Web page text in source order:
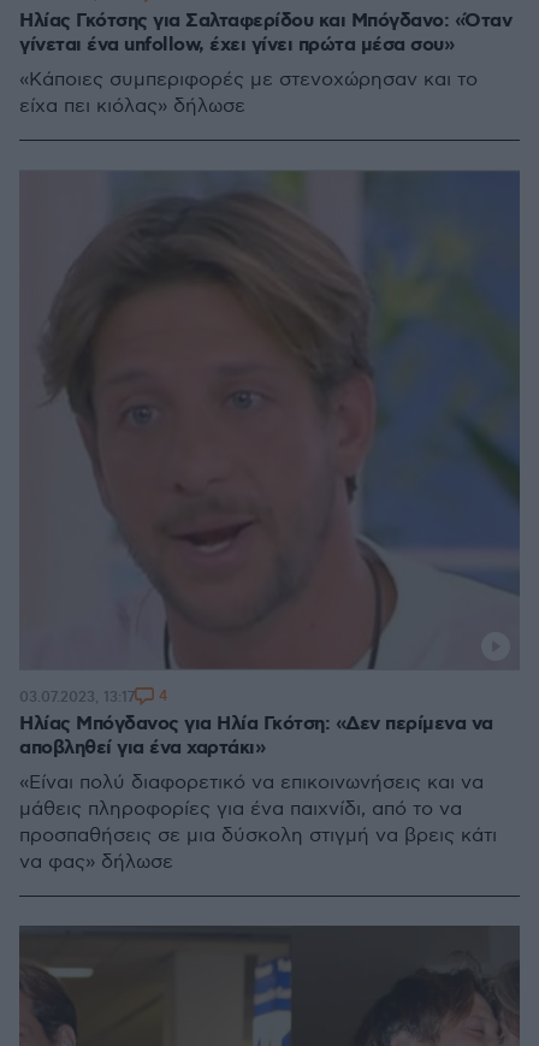
Ηλίας Γκότσης για Σαλταφερίδου και Μπόγδανο: «Όταν
γίνεται ένα unfollow, έχει γίνει πρώτα μέσα σου»
«Κάποιες συμπεριφορές με στενοχώρησαν και το
είχα πει κιόλας» δήλωσε
Ηλίας Μπόγδανος για Ηλία Γκότση: «Δεν περίμενα να
αποβληθεί για ένα χαρτάκι»
«Είναι πολύ διαφορετικό να επικοινωνήσεις και να
μάθεις πληροφορίες για ένα παιχνίδι, από το να
προσπαθήσεις σε μια δύσκολη στιγμή να βρεις κάτι
να φας» δήλωσε
03.07.2023, 13:17 4